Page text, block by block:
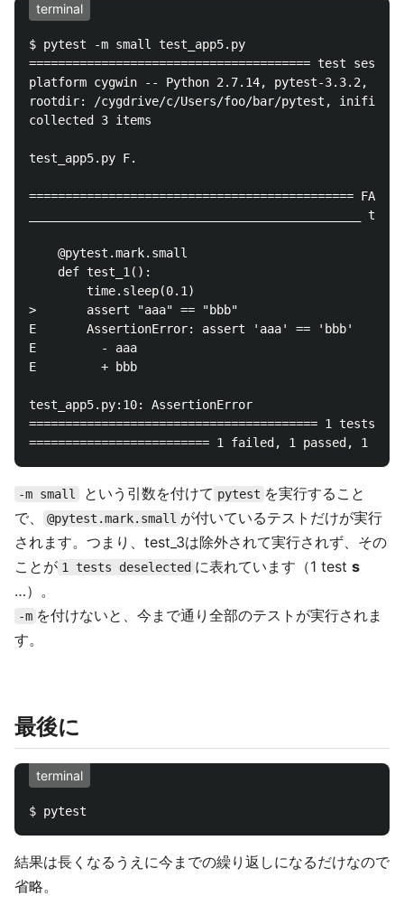
terminal
$ pytest -m small test_app5.py
======================================= test
platform cygwin -- Python 2.7.14, pytest-3.3.2, py-
rootdir: /cygdrive/c/Users/foo/bar/pytest, inifile:
collected 3 items
test_app5.py F.
=============================================
______________________________________________
    @pytest.mark.small
    def test_1():
        time.sleep(0.1)
>       assert "aaa" == "bbb"
E       AssertionError: assert 'aaa' == 'bbb'
E         - aaa
E         + bbb
test_app5.py:10: AssertionError
======================================== 1 tests
-m small という引数を付けて pytest を実行すること
で、
@pytest.mark.small が付いているテストだけが実行
されます。つまり、test_3は除外されて実行されず、その
ことが 1 tests deselected に表れています（1 test s
…）。
-m を付けないと、今まで通り全部のテストが実行されま
す。
最後に
terminal
結果は長くなるうえに今までの繰り返しになるだけなので
省略。